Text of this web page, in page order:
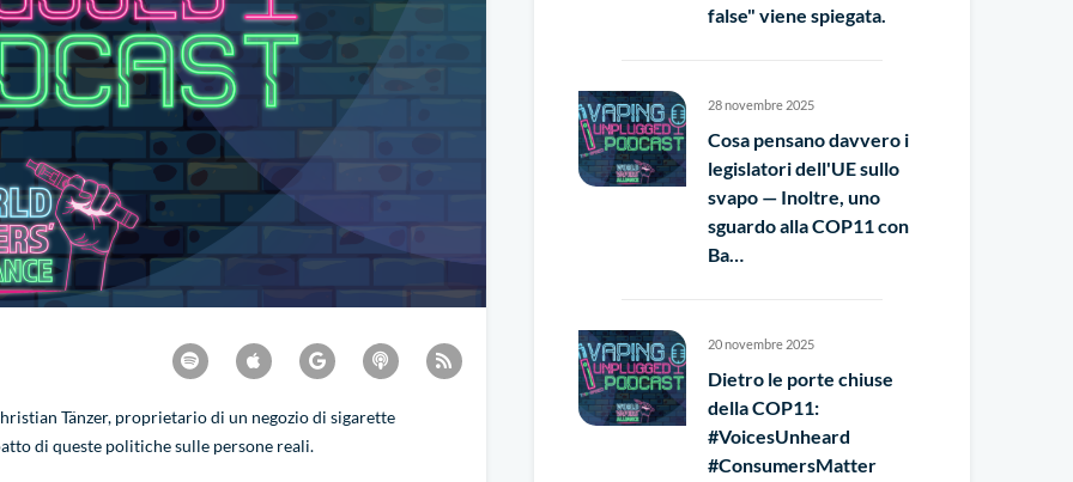
Tänzer, proprietario di un negozio di sigarette
di queste politiche sulle persone reali.
false" viene spiegata.
28 novembre 2025
Cosa pensano davvero i
legislatori dell'UE sullo
svapo — Inoltre, uno
sguardo alla COP11 con
Ba…
20 novembre 2025
Dietro le porte chiuse
della COP11:
#VoicesUnheard
#ConsumersMatter